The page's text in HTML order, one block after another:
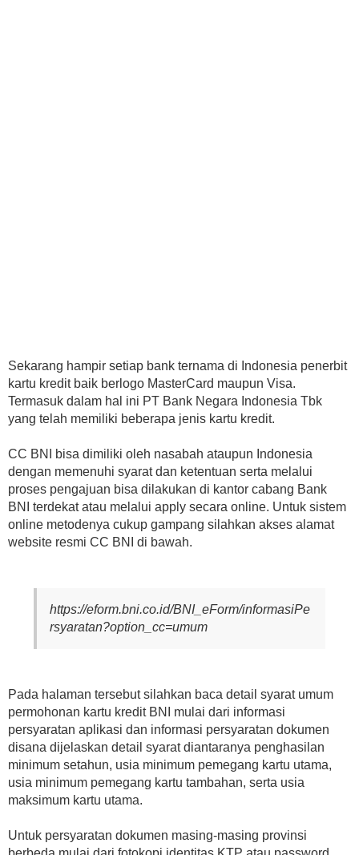
Sekarang hampir setiap bank ternama di Indonesia penerbit
kartu kredit baik berlogo MasterCard maupun Visa.
Termasuk dalam hal ini PT Bank Negara Indonesia Tbk
yang telah memiliki beberapa jenis kartu kredit.
CC BNI bisa dimiliki oleh nasabah ataupun Indonesia
dengan memenuhi syarat dan ketentuan serta melalui
proses pengajuan bisa dilakukan di kantor cabang Bank
BNI terdekat atau melalui apply secara online. Untuk sistem
online metodenya cukup gampang silahkan akses alamat
website resmi CC BNI di bawah.
https://eform.bni.co.id/BNI_eForm/informasiPe
rsyaratan?option_cc=umum
Pada halaman tersebut silahkan baca detail syarat umum
permohonan kartu kredit BNI mulai dari informasi
persyaratan aplikasi dan informasi persyaratan dokumen
disana dijelaskan detail syarat diantaranya penghasilan
minimum setahun, usia minimum pemegang kartu utama,
usia minimum pemegang kartu tambahan, serta usia
maksimum kartu utama.
Untuk persyaratan dokumen masing-masing provinsi